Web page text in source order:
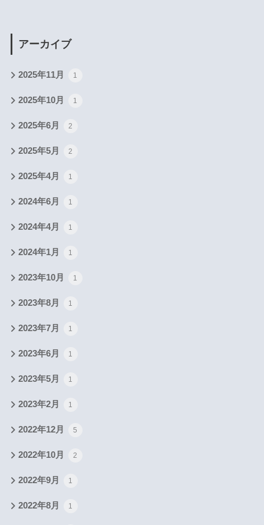
アーカイブ
2025年11月 1
2025年10月 1
2025年6月 2
2025年5月 2
2025年4月 1
2024年6月 1
2024年4月 1
2024年1月 1
2023年10月 1
2023年8月 1
2023年7月 1
2023年6月 1
2023年5月 1
2023年2月 1
2022年12月 5
2022年10月 2
2022年9月 1
2022年8月 1